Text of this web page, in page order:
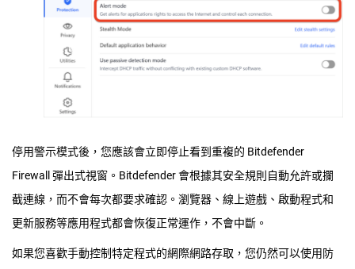
停用警示模式後，您應該會立即停止看到重複的 Bitdefender
Firewall 彈出式視窗。Bitdefender 會根據其安全規則自動允許或攔
截連線，而不會每次都要求確認。瀏覽器、線上遊戲、啟動程式和
更新服務等應用程式都會恢復正常運作，不會中斷。
如果您喜歡手動控制特定程式的網際網路存取，您仍然可以使用防